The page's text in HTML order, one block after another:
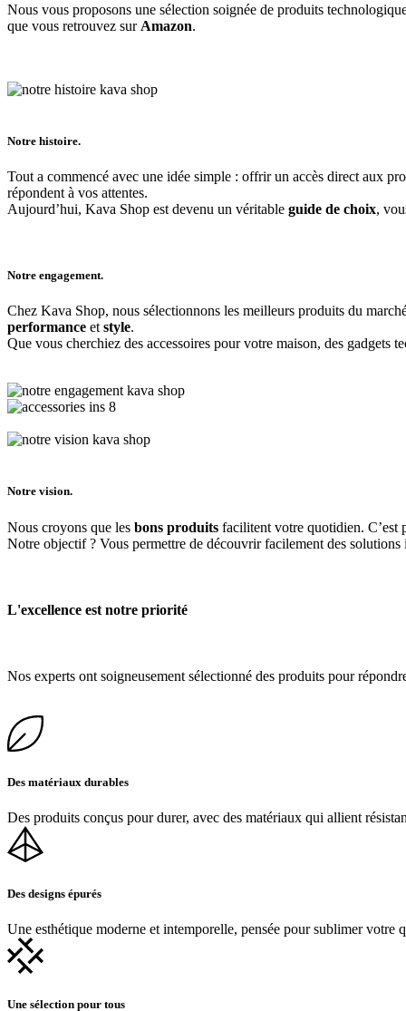
Nous vous proposons une sélection soignée de produits
que vous retrouvez sur Amazon.
Notre histoire.
Tout a commencé avec une idée simple : offrir un accès direct aux
répondent à vos attentes.
Aujourd’hui, Kava Shop est devenu un véritable guide de choix,
Notre engagement.
Chez Kava Shop, nous sélectionnons les meilleurs produits du
performance et style.
Que vous cherchiez des accessoires pour votre maison, des gadgets
Notre vision.
Nous croyons que les bons produits facilitent votre quotidien. C’est
Notre objectif ? Vous permettre de découvrir facilement des
L'excellence est notre priorité
Nos experts ont soigneusement sélectionné des produits pour
Des matériaux durables
Des produits conçus pour durer, avec des matériaux qui allient
Des designs épurés
Une esthétique moderne et intemporelle, pensée pour sublimer votre
Une sélection pour tous